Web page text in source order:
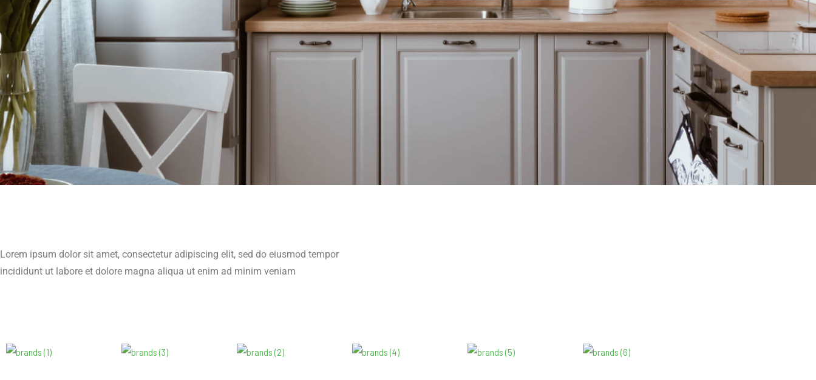
Lorem ipsum dolor sit amet, consectetur adipiscing elit, sed do eiusmod tempor
incididunt ut labore et dolore magna aliqua ut enim ad minim veniam